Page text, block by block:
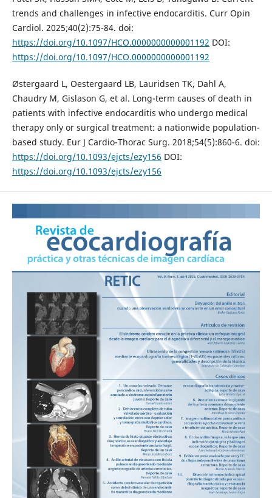
trends and challenges in infective endocarditis. Curr Opin
Cardiol. 2025;40(2):75-84. doi:
https://doi.org/10.1097/HCO.0000000000001192 DOI:
https://doi.org/10.1097/HCO.0000000000001192
Østergaard L, Oestergaard LB, Lauridsen TK, Dahl A,
Chaudry M, Gislason G, et al. Long-term causes of death in
patients with infective endocarditis who undergo medical
therapy only or surgical treatment: a nationwide population-
based study. Eur J Cardio-Thorac Surg. 2018;54(5):860-6. doi:
https://doi.org/10.1093/ejcts/ezy156 DOI:
https://doi.org/10.1093/ejcts/ezy156